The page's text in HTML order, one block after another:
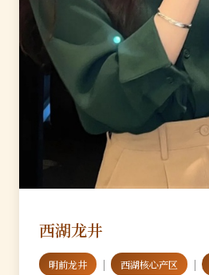
西湖龙井
明前龙井 ｜ 西湖核心产区 ｜